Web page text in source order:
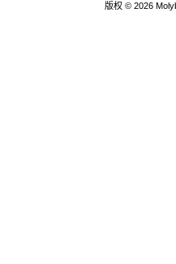
版权 © 2026